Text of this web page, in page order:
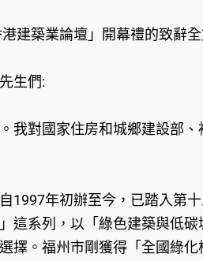
建築業論壇」開幕禮的致辭全
生們:
對國家住房和城鄉建設部
1997年初辦至今，已踏入第
這系列，以「綠色建築與低
。福州市剛獲得「全國綠